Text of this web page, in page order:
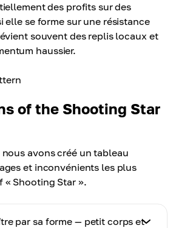
des profits sur des
elle se forme sur une résistance
souvent des replis locaux et
haussier.
of the Shooting Star
avons créé un tableau
et inconvénients les plus
Shooting Star ».
par sa forme — petit corps et